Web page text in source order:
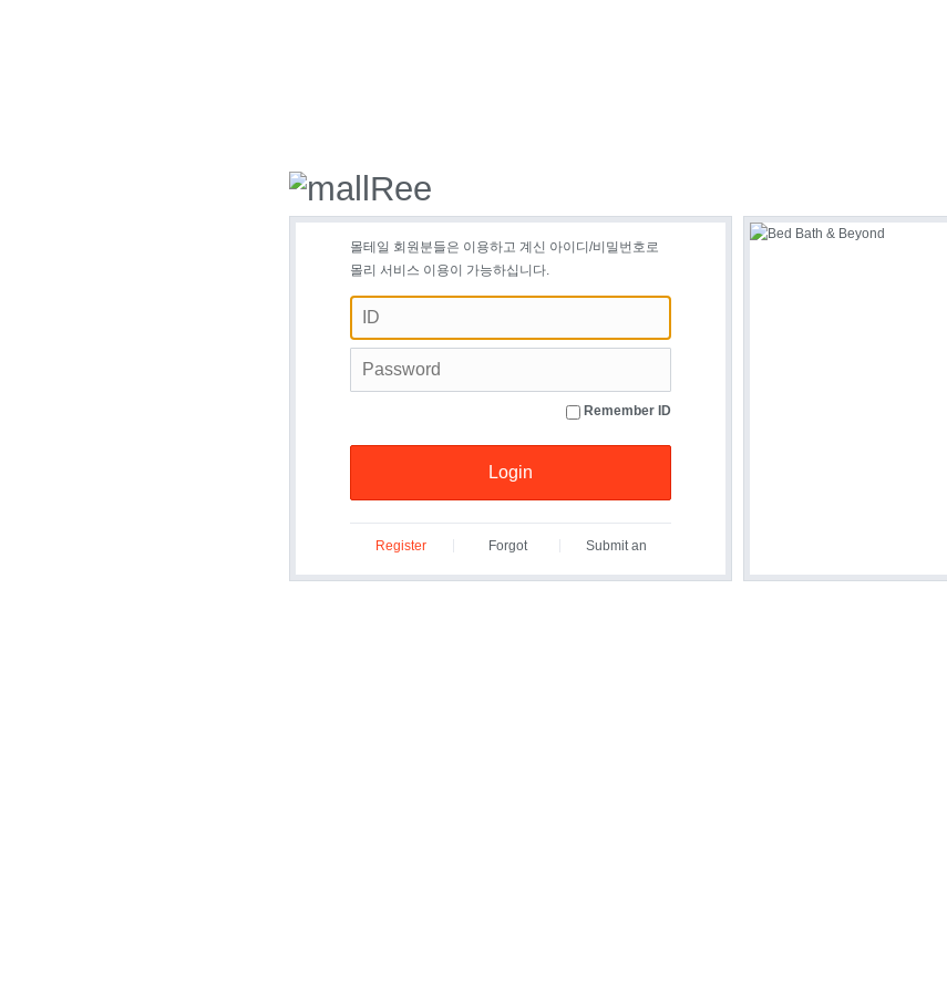
몰테일 회원분들은 이용하고 계신 아이디/비밀번호로
몰리 서비스 이용이 가능하십니다.
Remember ID
Login
Register
Forgot
Submit an